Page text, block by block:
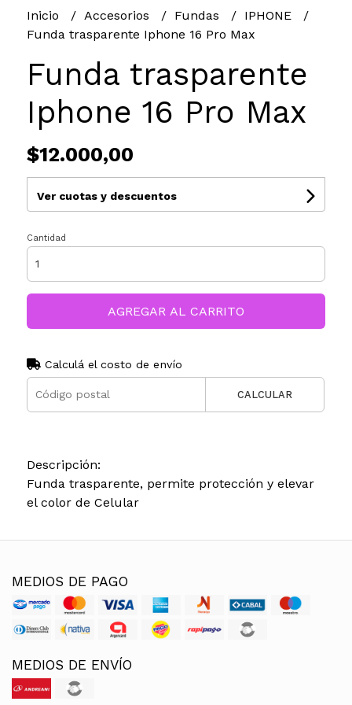
Inicio Accesorios Fundas
IPHONE
Funda trasparente Iphone 16 Pro Max
Funda trasparente
Iphone 16 Pro Max
$12.000,00
Ver cuotas y descuentos
Cantidad
AGREGAR AL CARRITO
Calculá el costo de envío
CALCULAR
Descripción:
Funda trasparente, permite protección y elevar
el color de Celular
MEDIOS DE PAGO
MEDIOS DE ENVÍO